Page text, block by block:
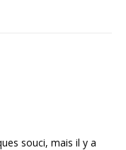
souci, mais il y a